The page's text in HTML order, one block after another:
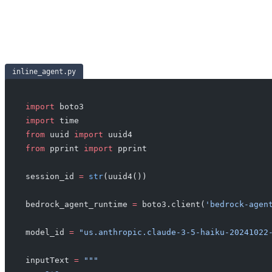
inline_agent.py
import boto3
import time
from uuid import uuid4
from pprint import pprint
session_id = str(uuid4())
bedrock_agent_runtime = boto3.client( 'bedrock-
model_id = "us.anthropic.claude-3-5-haiku-
inputText = """